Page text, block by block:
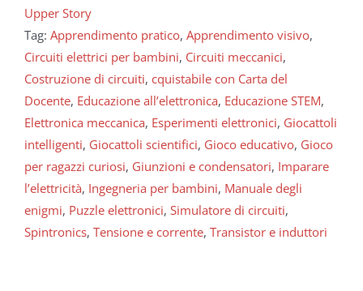
Upper Story
Tag: Apprendimento pratico, Apprendimento visivo,
Circuiti elettrici per bambini, Circuiti meccanici,
Costruzione di circuiti, cquistabile con Carta del
Docente, Educazione all’elettronica, Educazione STEM,
Elettronica meccanica, Esperimenti elettronici, Giocattoli
intelligenti, Giocattoli scientifici, Gioco educativo, Gioco
per ragazzi curiosi, Giunzioni e condensatori, Imparare
l’elettricità, Ingegneria per bambini, Manuale degli
enigmi, Puzzle elettronici, Simulatore di circuiti,
Spintronics, Tensione e corrente, Transistor e induttori